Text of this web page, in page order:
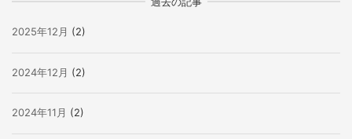
2025年12月 (2)
2024年12月 (2)
2024年11月 (2)